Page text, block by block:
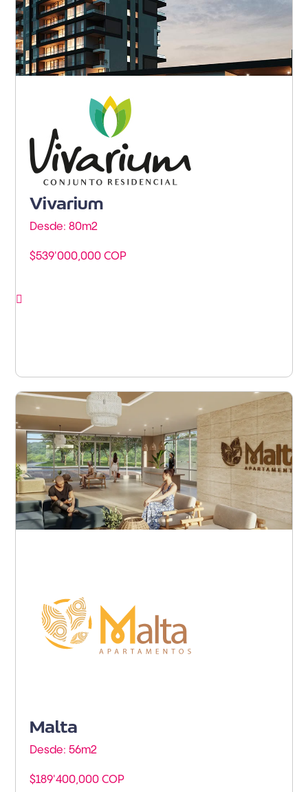
Armenia - Av. Centenario
Vivarium
Desde: 80m2
$539'000,000 COP
Colombia
Malta
Desde: 56m2
$189'400,000 COP